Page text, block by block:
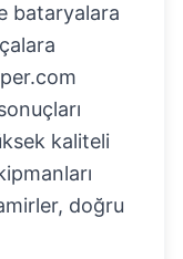
bataryalara
kaliteli
doğru